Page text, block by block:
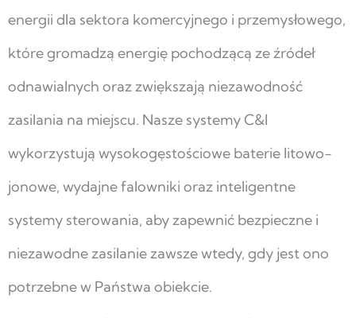
energii dla sektora komercyjnego i przemysłowego,
które gromadzą energię pochodzącą ze źródeł
odnawialnych oraz zwiększają niezawodność
zasilania na miejscu. Nasze systemy C&I
wykorzystują wysokogęstościowe baterie litowo-
jonowe, wydajne falowniki oraz inteligentne
systemy sterowania, aby zapewnić bezpieczne i
niezawodne zasilanie zawsze wtedy, gdy jest ono
potrzebne w Państwa obiekcie.